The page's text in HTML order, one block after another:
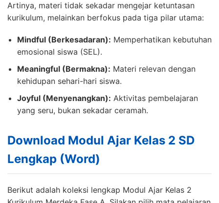
Artinya, materi tidak sekadar mengejar ketuntasan
kurikulum, melainkan berfokus pada tiga pilar utama:
Mindful (Berkesadaran): Memperhatikan kebutuhan
emosional siswa (SEL).
Meaningful (Bermakna): Materi relevan dengan
kehidupan sehari-hari siswa.
Joyful (Menyenangkan): Aktivitas pembelajaran
yang seru, bukan sekadar ceramah.
Download Modul Ajar Kelas 2 SD
Lengkap (Word)
Berikut adalah koleksi lengkap Modul Ajar Kelas 2